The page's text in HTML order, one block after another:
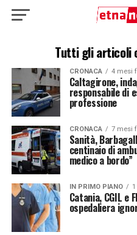
Tutti gli articoli
CRONACA 4 mesi
Caltagirone,
responsabile di
professione
CRONACA 7 mesi
Sanità,
centinaio di
medico a bordo”
IN PRIMO PIANO
Catania, CGIL e
ospedaliera